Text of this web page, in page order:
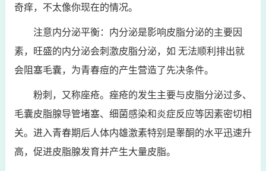
奇痒，不太像你现在的情况。
注意内分泌平衡：内分泌是影响皮脂分泌的主要因
素，旺盛的内分泌会刺激皮脂分泌，如 无法顺利排出就
会阻塞毛囊，为青春痘的产生营造了先决条件。
粉刺，又称座疮。痤疮的发生主要与皮脂分泌过多、
毛囊皮脂腺导管堵塞、细菌感染和炎症反应等因素密切相
关。进入青春期后人体内雄激素特别是睾酮的水平迅速升
高，促进皮脂腺发育并产生大量皮脂。